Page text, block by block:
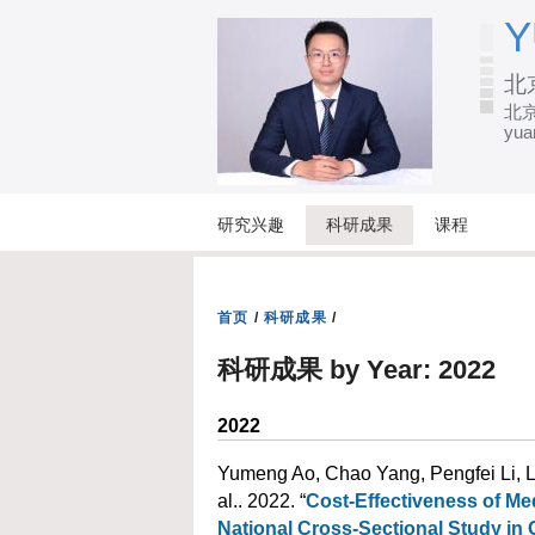
北
北
研究兴趣 科研成果 课程
首页 / 科研成果 /
科研成果 by Year: 2022
2022
Yumeng Ao, Chao Yang, Pengfei Li,
al.. 2022. “Cost-Effectiveness of
National Cross-Sectional Study in